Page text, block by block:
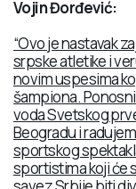
Vojin Đorđević:
“Ovo je nastavak
srpske atletike i
novim uspesima
šampiona.
voda Svetskog
Beogradu i
sportskog
sportistima koji će